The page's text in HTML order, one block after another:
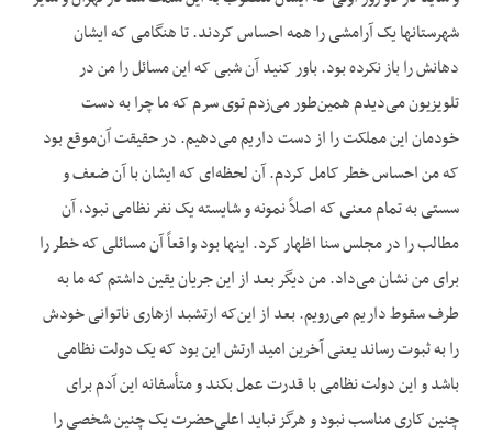
شهرستانها یک آرامشی را همه احساس کردند. تا هنگامی که ایشان
دهانش را باز نکرده بود. باور کنید آن شبی که این مسائل را من در
تلویزیون می‌دیدم همین‌طور می‌زدم توی سرم که ما چرا به دست
خودمان این مملکت را از دست داریم می‌دهیم. در حقیقت آن‌موقع بود
که من احساس خطر کامل کردم. آن لحظه‌ای که ایشان با آن ضعف و
سستی به تمام معنی که اصلاً نمونه و شایسته یک نفر نظامی نبود، آن
مطالب را در مجلس سنا اظهار کرد. اینها بود واقعاً آن مسائلی که خطر را
برای من نشان می‌داد. من دیگر بعد از این جریان یقین داشتم که ما به
طرف سقوط داریم می‌رویم. بعد از این‌که ارتشبد ازهاری ناتوانی خودش
را به ثبوت رساند یعنی آخرین امید ارتش این بود که یک دولت نظامی
باشد و این دولت نظامی با قدرت عمل بکند و متأسفانه این آدم برای
چنین کاری مناسب نبود و هرگز نباید اعلی‌حضرت یک چنین شخصی را